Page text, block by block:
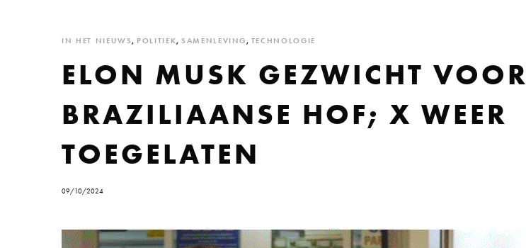
IN HET NIEUWS, POLITIEK, SAMENLEVING , TECHNOLOGIE
ELON MUSK GEZWICHT VOOR
BRAZILIAANSE HOF; X WEER
TOEGELATEN
09/10/2024